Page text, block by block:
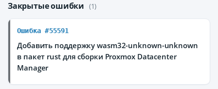
Закрытые ошибки (1)
Ошибка #55591
Добавить поддержку wasm32-unknown-unknown
в пакет rust для сборки Proxmox Datacenter
Manager